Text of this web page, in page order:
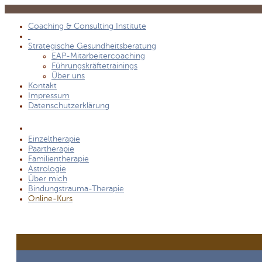
Coaching & Consulting Institute
Strategische Gesundheitsberatung
EAP-Mitarbeitercoaching
Führungskräftetrainings
Über uns
Kontakt
Impressum
Datenschutzerklärung
Einzeltherapie
Paartherapie
Familientherapie
Astrologie
Über mich
Bindungstrauma-Therapie
Online-Kurs